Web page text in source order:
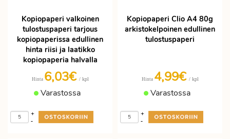
Kopiopaperi valkoinen
tulostuspaperi tarjous
kopiopaperissa edullinen
hinta riisi ja laatikko
kopiopaperia halvalla
Hinta 6,03€ / kpl
Varastossa
-
+
Kopiopaperi Clio A4 80g
arkistokelpoinen edullinen
tulostuspaperi
Hinta 4,99€ / kpl
Varastossa
-
+